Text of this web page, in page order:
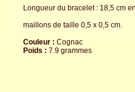
Longueur du bracelet : 18,5 cm
maillons de taille 0,5 x 0,5 cm.
Couleur : Cognac
Poids : 7.9 grammes